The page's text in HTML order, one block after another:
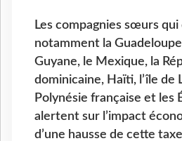
Les compagnies sœurs
notamment la
Guyane, le Mexique, la
dominicaine, Haïti, l’île de
Polynésie française et les
alertent sur l’impact
d’une hausse de cette